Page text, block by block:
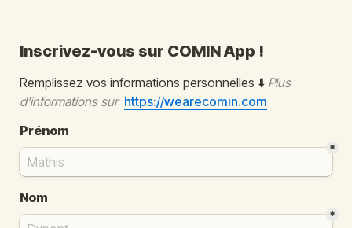
Inscrivez-vous sur COMIN App !
Remplissez vos informations personnelles ⬇️ Plus
d'informations sur https://wearecomin.com
Prénom
*
Nom
*